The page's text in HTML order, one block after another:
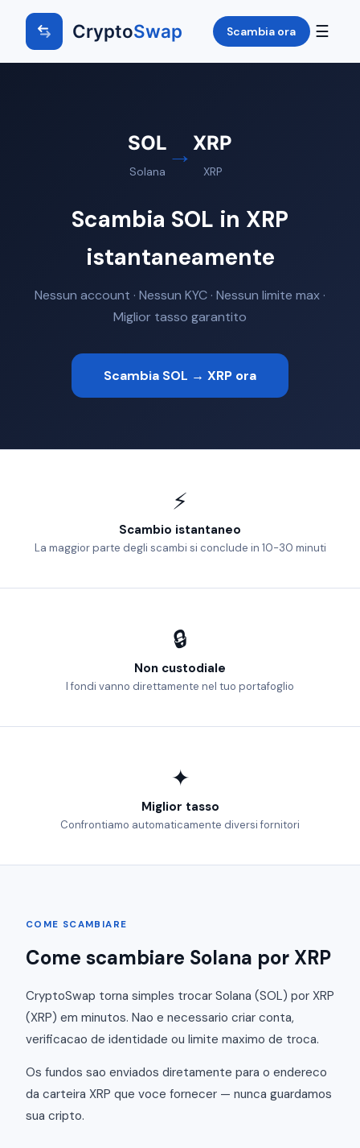
CryptoSwap Scambia ora ☰
SOL
Solana
→ XRP
XRP
Scambia SOL in XRP
istantaneamente
Nessun account · Nessun KYC · Nessun limite max ·
Miglior tasso garantito
Scambia SOL → XRP ora
⚡
Scambio istantaneo
La maggior parte degli scambi si conclude in 10-30 minuti
🔒
Non custodiale
I fondi vanno direttamente nel tuo portafoglio
✦
Miglior tasso
Confrontiamo automaticamente diversi fornitori
COME SCAMBIARE
Come scambiare Solana por XRP
CryptoSwap torna simples trocar Solana (SOL) por XRP
(XRP) em minutos. Nao e necessario criar conta,
verificacao de identidade ou limite maximo de troca.
Os fundos sao enviados diretamente para o endereco
da carteira XRP que voce fornecer — nunca guardamos
sua cripto.